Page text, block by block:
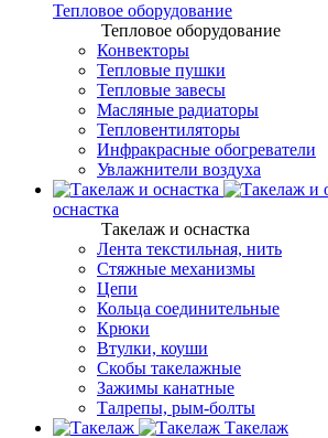
Тепловое оборудование
Тепловое оборудование
Конвекторы
Тепловые пушки
Тепловые завесы
Масляные радиаторы
Тепловентиляторы
Инфракрасные обогреватели
Увлажнители воздуха
оснастка
Такелаж и оснастка
Лента текстильная, нить
Стяжные механизмы
Цепи
Кольца соединительные
Крюки
Втулки, коуши
Скобы такелажные
Зажимы канатные
Талрепы, рым-болты
Такелаж